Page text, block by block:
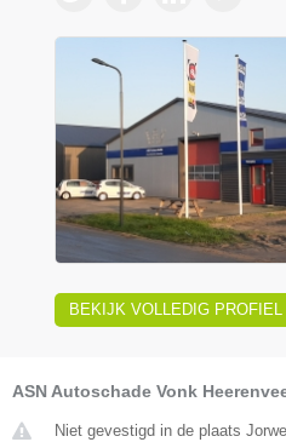
BEKIJK VOLLEDIG PROFIEL
ASN Autoschade Vonk
Niet gevestigd in de plaats